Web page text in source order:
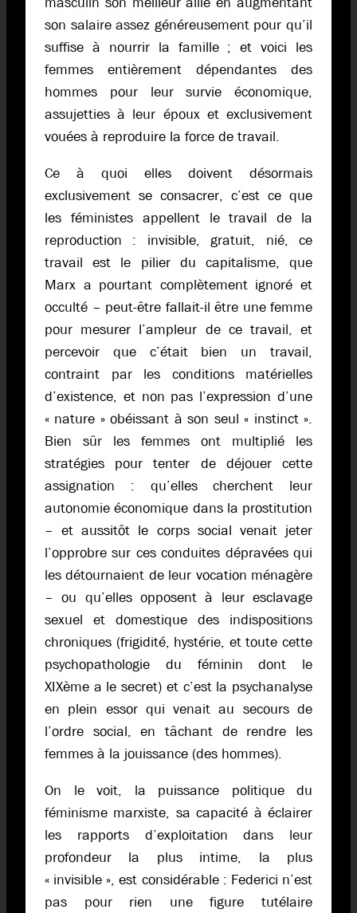
son salaire assez généreusement pour qu’il
suffise à nourrir la famille ; et voici les
femmes entièrement dépendantes des
hommes pour leur survie économique,
assujetties à leur époux et exclusivement
vouées à reproduire la force de travail.
Ce à quoi elles doivent désormais
exclusivement se consacrer, c’est ce que
les féministes appellent le travail de la
reproduction : invisible, gratuit, nié, ce
travail est le pilier du capitalisme, que
Marx a pourtant complètement ignoré et
occulté – peut-être fallait-il être une femme
pour mesurer l’ampleur de ce travail, et
percevoir que c’était bien un travail,
contraint par les conditions matérielles
d’existence, et non pas l’expression d’une
« nature » obéissant à son seul « instinct ».
Bien sûr les femmes ont multiplié les
stratégies pour tenter de déjouer cette
assignation : qu’elles cherchent leur
autonomie économique dans la prostitution
– et aussitôt le corps social venait jeter
l’opprobre sur ces conduites dépravées qui
les détournaient de leur vocation ménagère
– ou qu’elles opposent à leur esclavage
sexuel et domestique des indispositions
chroniques (frigidité, hystérie, et toute cette
psychopathologie du féminin dont le
XIXème a le secret) et c’est la psychanalyse
en plein essor qui venait au secours de
l’ordre social, en tâchant de rendre les
femmes à la jouissance (des hommes).
On le voit, la puissance politique du
féminisme marxiste, sa capacité à éclairer
les rapports d’exploitation dans leur
profondeur la plus intime, la plus
« invisible », est considérable : Federici n’est
pas pour rien une figure tutélaire